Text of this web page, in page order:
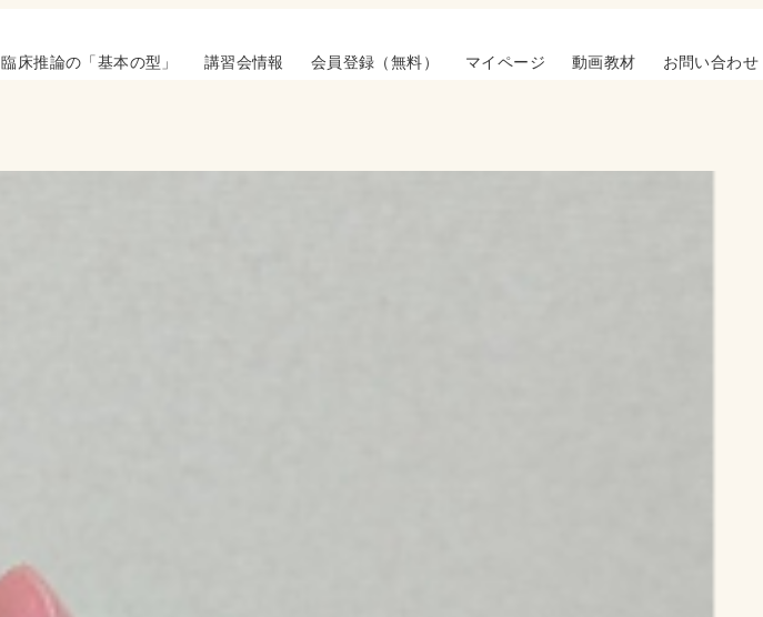
臨床推論の「基本の型」 講習会情報 会員登録（無料） マイページ 動画教材 お問い合わせ